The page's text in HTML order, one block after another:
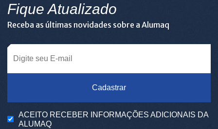
Fique Atualizado
Receba as últimas novidades sobre a Alumaq
Cadastrar
ACEITO RECEBER INFORMAÇÕES ADICIONAIS DA
ALUMAQ